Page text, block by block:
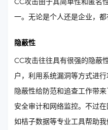
一。无论是个人还是企业，都
隐蔽性
CC攻击往往具有很强的隐蔽
户，利用系统漏洞等方式进
隐蔽性给防范和追查工作带
安全审计和网络监控。不过
如桔子数据等专业工具帮助